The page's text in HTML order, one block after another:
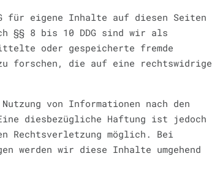
für eigene Inhalte auf diesen Seiten
§§ 8 bis 10 DDG sind wir als
oder gespeicherte fremde
zu forschen, die auf eine rechtswidrige
von Informationen nach den
diesbezügliche Haftung ist jedoch
Rechtsverletzung möglich. Bei
werden wir diese Inhalte umgehend